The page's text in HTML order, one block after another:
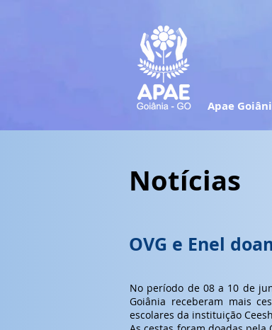
Apae
Notícias
OVG e Enel
No período de 08 a 10 de
Goiânia receberam mais
escolares da instituição